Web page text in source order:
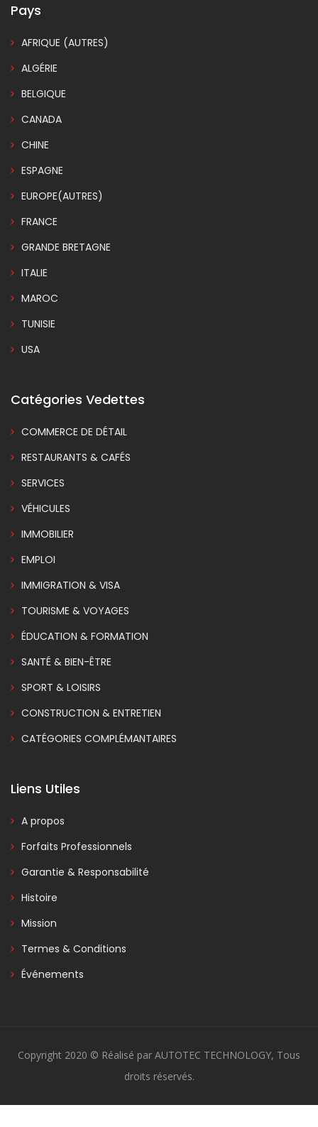
Pays
AFRIQUE (AUTRES)
ALGÉRIE
BELGIQUE
CANADA
CHINE
ESPAGNE
EUROPE(AUTRES)
FRANCE
GRANDE BRETAGNE
ITALIE
MAROC
TUNISIE
USA
Catégories Vedettes
COMMERCE DE DÉTAIL
RESTAURANTS & CAFÉS
SERVICES
VÉHICULES
IMMOBILIER
EMPLOI
IMMIGRATION & VISA
TOURISME & VOYAGES
ÉDUCATION & FORMATION
SANTÉ & BIEN-ÊTRE
SPORT & LOISIRS
CONSTRUCTION & ENTRETIEN
CATÉGORIES COMPLÉMANTAIRES
Liens Utiles
A propos
Forfaits Professionnels
Garantie & Responsabilité
Histoire
Mission
Termes & Conditions
Événements
Copyright 2020 © Réalisé par AUTOTEC TECHNOLOGY, Tous
droits réservés.